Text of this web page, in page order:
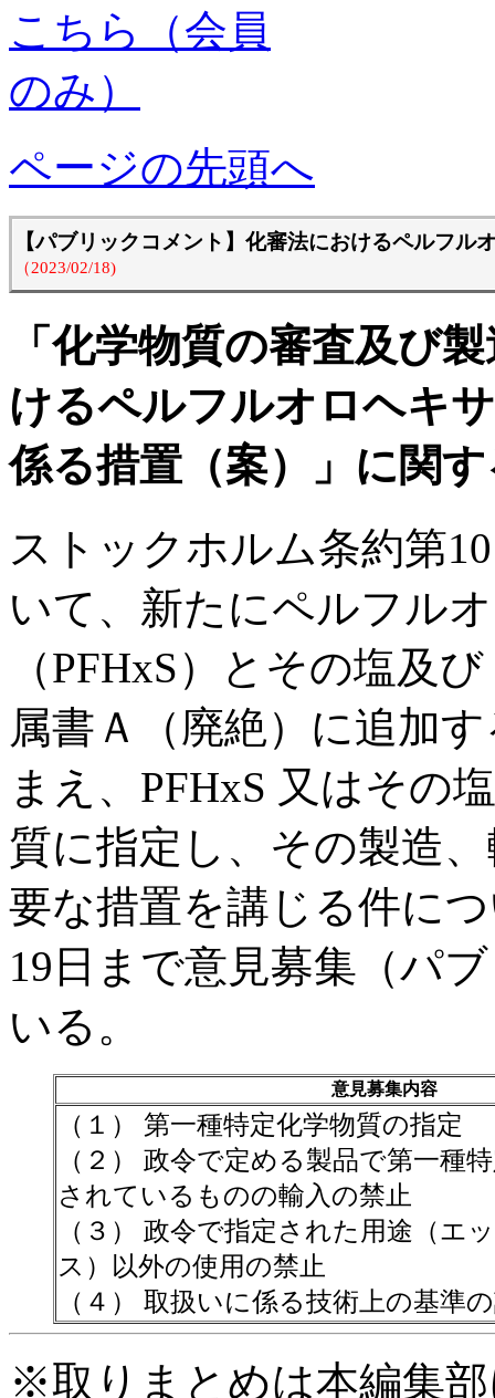
ページの先頭へ
【パブリックコメント】化審法におけるペルフ
（2023/02/18)
「化学物質の審査及び
けるペルフルオロヘキ
係る措置（案）」に関
ストックホルム条約第
いて、新たにペルフル
（PFHxS）とその塩及
属書Ａ（廃絶）に追加
まえ、PFHxS 又はその
質に指定し、その製造
要な措置を講じる件に
19日まで意見募集（パ
いる。
意見募集内容
（１） 第一種特定化学物質の指定
（２） 政令で定める製品で第一種
されているものの輸入の禁止
（３） 政令で指定された用途（エ
ス）以外の使用の禁止
（４） 取扱いに係る技術上の基準
※取りまとめは本編集